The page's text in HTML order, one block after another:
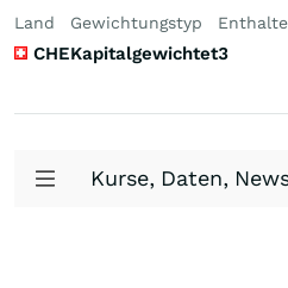
Land
CHE
Gewichtungstyp
Kapitalgewichtet3
Kurse, Daten,